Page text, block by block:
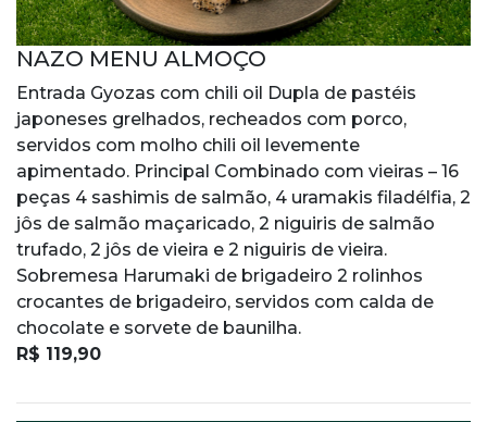
NAZO MENU ALMOÇO
Entrada Gyozas com chili oil Dupla de pastéis
japoneses grelhados, recheados com porco,
servidos com molho chili oil levemente
apimentado. Principal Combinado com vieiras – 16
peças 4 sashimis de salmão, 4 uramakis filadélfia, 2
jôs de salmão maçaricado, 2 niguiris de salmão
trufado, 2 jôs de vieira e 2 niguiris de vieira.
Sobremesa Harumaki de brigadeiro 2 rolinhos
crocantes de brigadeiro, servidos com calda de
chocolate e sorvete de baunilha.
R$ 119,90